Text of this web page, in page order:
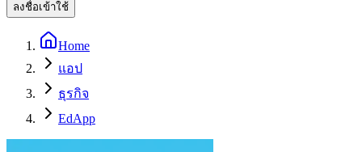
ลงชื่อเข้าใช้
Home
แอป
ธุรกิจ
EdApp